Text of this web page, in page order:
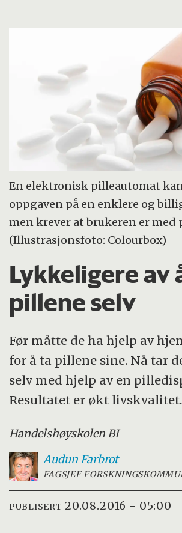
En elektronisk pilleautomat
oppgaven på en enklere og
men krever at brukeren er med
(Illustrasjonsfoto: Colourbox)
Lykkeligere av
pillene selv
Før måtte de ha hjelp av
for å ta pillene sine. Nå tar
selv med hjelp av en
Resultatet er økt livskvalitet.
Handelshøyskolen BI
Audun Farbrot
FAGSJEF
PUBLISERT 20.08.2016 - 05:00